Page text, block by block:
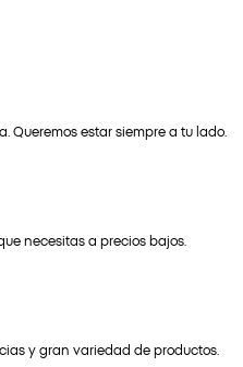
Queremos estar siempre a tu lado.
necesitas a precios bajos.
y gran variedad de productos.